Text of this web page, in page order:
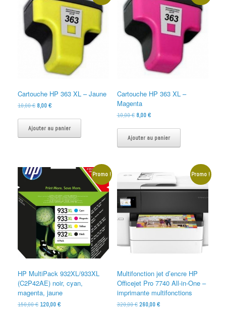
Cartouche HP 363 XL – Jaune
10,00€ Le
initial
était :
10,00 €.
8,00 €Le
actuel
est :
8,00 €.
Ajouter au panier
Cartouche HP 363 XL –
Magenta
10,00€ Le
initial
était :
10,00 €.
8,00 €Le
actuel
est :
8,00 €.
Ajouter au panier
Promo !
HP MultiPack 932XL/933XL
(C2P42AE) noir, cyan,
magenta, jaune
150,00€ Le
120,00 €Le
Promo !
Multifonction jet d’encre HP
Officejet Pro 7740 All-in-One –
imprimante multifonctions
320,00€ Le
260,00 €Le